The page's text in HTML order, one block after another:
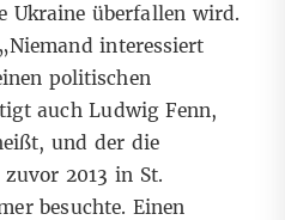
Ukraine überfallen wird.
interessiert
politischen
auch Ludwig Fenn,
und der die
2013 in St.
besuchte. Einen